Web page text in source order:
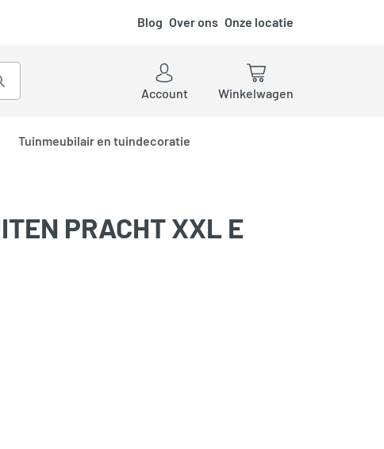
Blog Over ons Onze locatie
Account
Winkelwagen
Tuinmeubilair en tuindecoratie
PRACHT XXL E